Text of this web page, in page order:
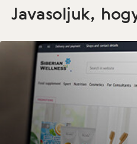
Javasoljuk,